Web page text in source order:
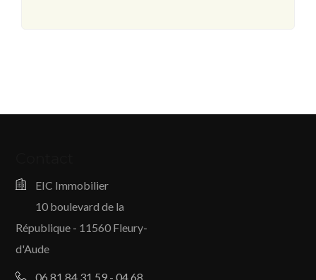
EIC Immobilier
10 boulevard de la
République - 11560 Fleury-
d'Aude
06 81 84 31 59 - 04 68